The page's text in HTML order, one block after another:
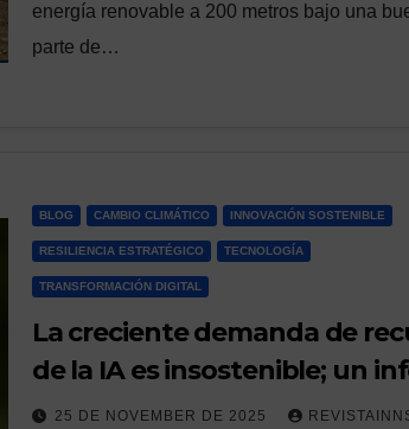
energía renovable a 200 metros bajo una
parte de…
BLOG CAMBIO CLIMÁTICO INNOVACIÓN SOSTENIBLE
RESILIENCIA ESTRATÉGICO TECNOLOGÍA
TRANSFORMACIÓN DIGITAL
La creciente demanda de
de la IA es insostenible; un
de NTT DATA pide medidas y
25 DE NOVEMBER DE 2025